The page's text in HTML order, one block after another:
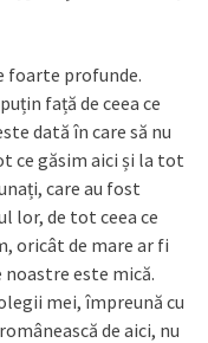
foarte profunde.
față de ceea ce
dată în care să nu
ce găsim aici și la tot
care au fost
lor, de tot ceea ce
oricât de mare ar fi
este mică.
mei, împreună cu
de aici, nu